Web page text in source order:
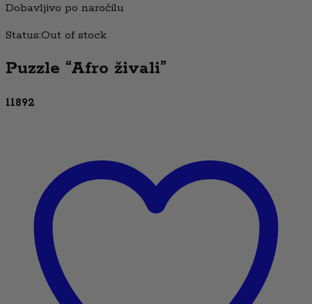
Dobavljivo po naročilu
Status:Out of stock
Puzzle “Afro živali”
11892